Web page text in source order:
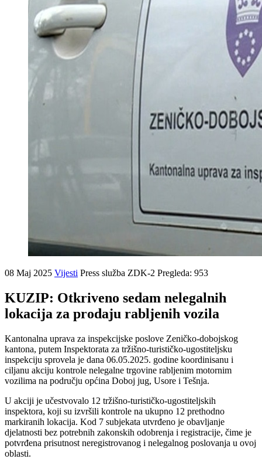
08 Maj 2025 Vijesti Press služba ZDK-2 Pregleda: 953
KUZIP: Otkriveno sedam nelegalnih
lokacija za prodaju rabljenih vozila
Kantonalna uprava za inspekcijske poslove Zeničko-dobojskog
kantona, putem Inspektorata za tržišno-turističko-ugostiteljsku
inspekciju sprovela je dana 06.05.2025. godine koordinisanu i
ciljanu akciju kontrole nelegalne trgovine rabljenim motornim
vozilima na području općina Doboj jug, Usore i Tešnja.
U akciji je učestvovalo 12 tržišno-turističko-ugostiteljskih
inspektora, koji su izvršili kontrole na ukupno 12 prethodno
markiranih lokacija. Kod 7 subjekata utvrđeno je obavljanje
djelatnosti bez potrebnih zakonskih odobrenja i registracije, čime je
potvrđena prisutnost neregistrovanog i nelegalnog poslovanja u ovoj
oblasti.